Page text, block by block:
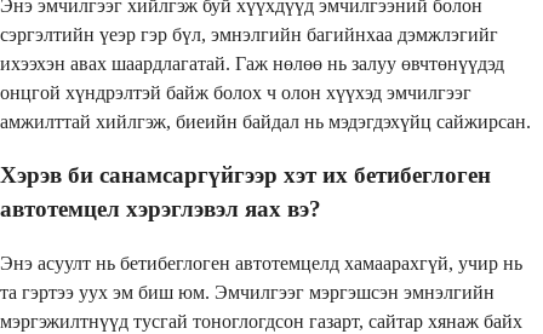
Энэ эмчилгээг хийлгэж буй хүүхдүүд эмчилгээний болон
сэргэлтийн үеэр гэр бүл, эмнэлгийн багийнхаа дэмжлэгийг
ихээхэн авах шаардлагатай. Гаж нөлөө нь залуу өвчтөнүүдэд
онцгой хүндрэлтэй байж болох ч олон хүүхэд эмчилгээг
амжилттай хийлгэж, биеийн байдал нь мэдэгдэхүйц сайжирсан.
Хэрэв би санамсаргүйгээр хэт их бетибеглоген
автотемцел хэрэглэвэл яах вэ?
Энэ асуулт нь бетибеглоген автотемцелд хамаарахгүй, учир нь
та гэртээ уух эм биш юм. Эмчилгээг мэргэшсэн эмнэлгийн
мэргэжилтнүүд тусгай тоноглогдсон газарт, сайтар хянаж байх